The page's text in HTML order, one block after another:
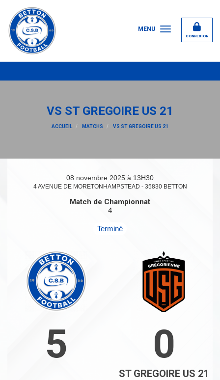
CONNEXION
MENU
VS ST GREGOIRE US 21
ACCUEIL MATCHS VS ST GREGOIRE US 21
08 novembre 2025 à 13H30
4 AVENUE DE MORETONHAMPSTEAD - 35830 BETTON
Match de Championnat
4
Terminé
5 0
ST GREGOIRE US 21
Panneau de gestion des cookies